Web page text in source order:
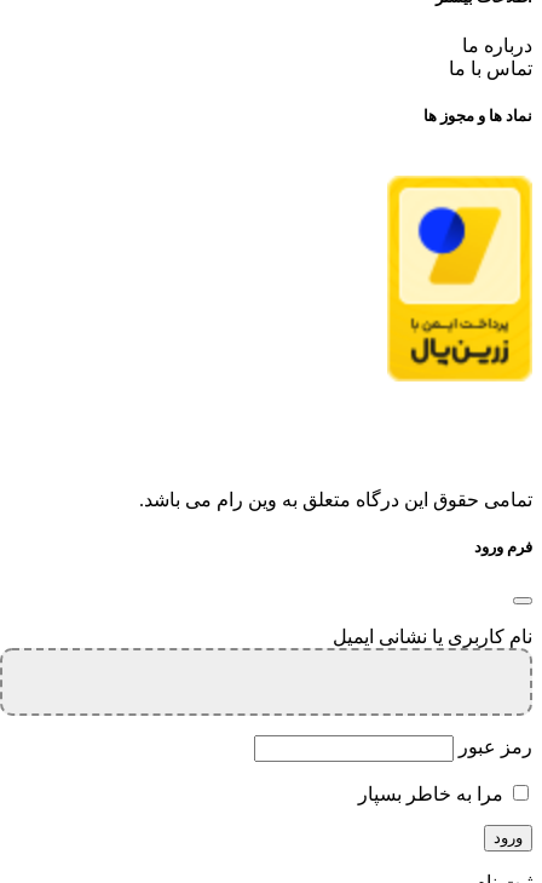
درباره ما
تماس با ما
نماد ها و مجوز ها
تمامی حقوق این درگاه متعلق به وین رام می باشد.
فرم ورود
نام کاربری یا نشانی ایمیل
رمز عبور
مرا به خاطر بسپار